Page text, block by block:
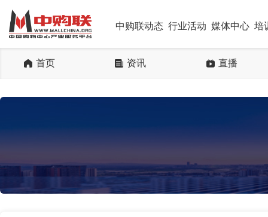
中购联动态 行业活动 媒体中心 培
首页 资讯 直播